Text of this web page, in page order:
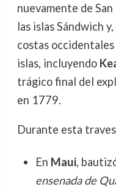
nuevamente de San
las islas Sándwich y,
costas
islas, incluyendo
trágico final del
en 1779.
Durante esta
En Maui,
ensenada de